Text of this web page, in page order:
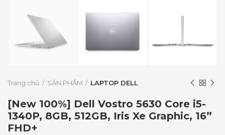
Trang chủ SẢN PHẨM LAPTOP DELL
[New 100%] Dell Vostro 5630 Core i5-
1340P, 8GB, 512GB, Iris Xe Graphic, 16”
FHD+